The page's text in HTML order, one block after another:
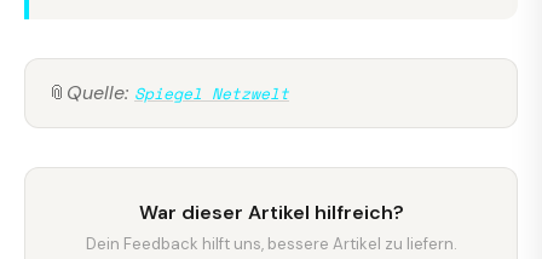
📎 Quelle: Spiegel Netzwelt
War dieser Artikel hilfreich?
Dein Feedback hilft uns, bessere Artikel zu liefern.